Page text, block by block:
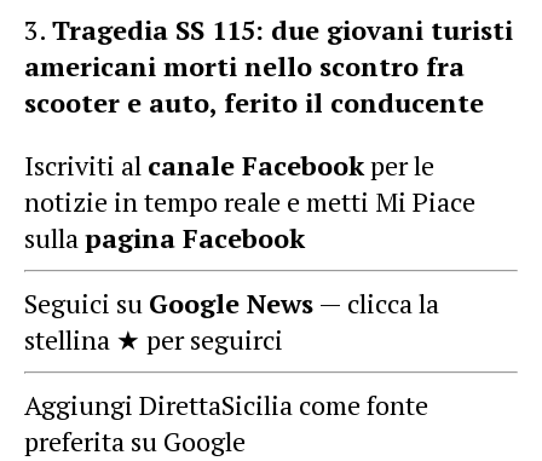
Tragedia SS 115: due giovani turisti
americani morti nello scontro fra
scooter e auto, ferito il conducente
Iscriviti al canale Facebookper le
notizie in tempo reale e metti Mi Piace
sullapagina Facebook
Seguici su Google News — clicca la
stellina ★ per seguirci
Aggiungi DirettaSicilia come fonte
preferita su Google